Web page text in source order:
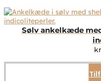
Sølv ankelkæde